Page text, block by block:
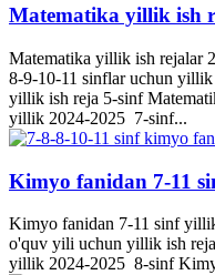
Matematika yillik ish
Matematika yillik ish rejalar
8-9-10-11 sinflar uchun
yillik ish reja 5-sinf
yillik 2024-2025 7-sinf...
Kimyo fanidan 7-11
Kimyo fanidan 7-11 sinf
o'quv yili uchun yillik ish
yillik 2024-2025 8-sinf